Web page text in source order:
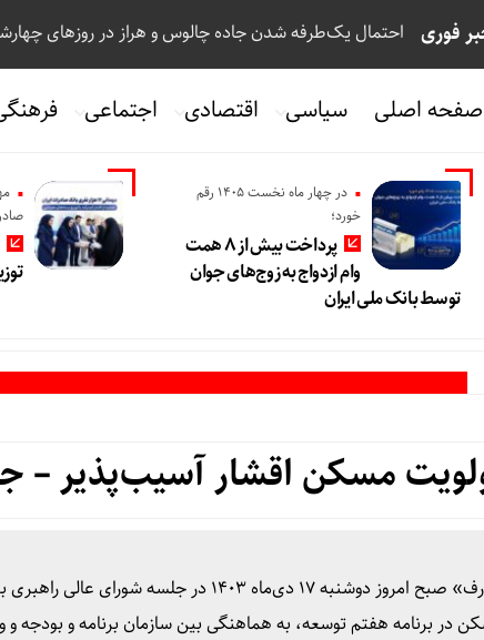
فوری احتمال یک‌طرفه شدن جاده چالوس و هراز در روزهای
صفحه اصلی سیاسی اقتصادی اجتماعی
در چهار ماه نخست ۱۴۰۵ رقم
خورد؛
پرداخت بیش از ۸ همت
وام ازدواج به زوج‌های جوان
توسط بانک ملی ایران
مسکن اقشار آسیب‌پذیر –
به گزارش جمهور آنلاین، «محمدرضا عارف» صبح امروز دوشنبه ۱۷
برنامه هفتم توسعه، به هماهنگی بین سازمان برنامه و بودجه و